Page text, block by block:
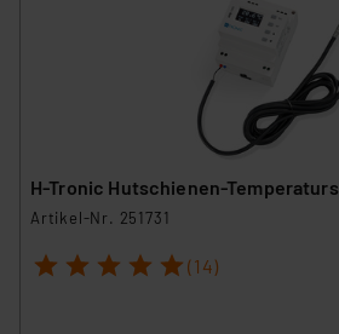
H-Tronic Hutschienen-
Artikel-Nr. 251731
1 2 3 4 5 (14)